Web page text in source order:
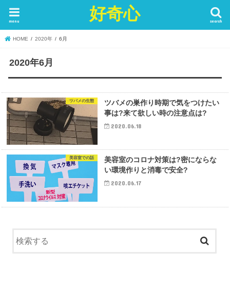
好奇心 search
menu
HOME 2020年 6月
2020年6月
ツバメの生態
ツバメの巣作り時期で気をつけたい
事は?来て欲しい時の注意点は?
2020.06.18
美容室での話
美容室のコロナ対策は?密にならな
い環境作りと消毒で安全?
2020.06.17